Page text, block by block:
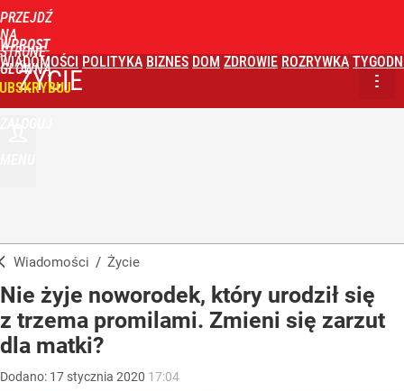
PRZEJDŹ
NA
STRONĘ
GŁÓWNĄ
WPROST
WIADOMOŚCI POLITYKA BIZNES DOM ZDROWIE ROZRYWKA
ŻYCIE
Wiadomości / Życie
Nie żyje noworodek, który urodził się
z trzema promilami. Zmieni się zarzut
dla matki?
Dodano: 17 stycznia 2020 17:04